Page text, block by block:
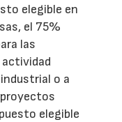
elegible en
el 75%
las
actividad
o a
elegible